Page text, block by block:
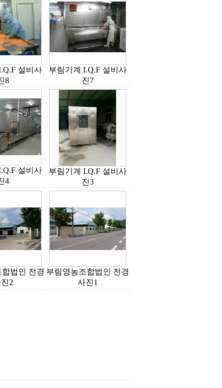
설비사
8
부림기계 I.Q.F 설비사
진7
설비사
4
부림기계 I.Q.F 설비사
진3
법인 전경
2
부림영농조합법인 전경
사진1